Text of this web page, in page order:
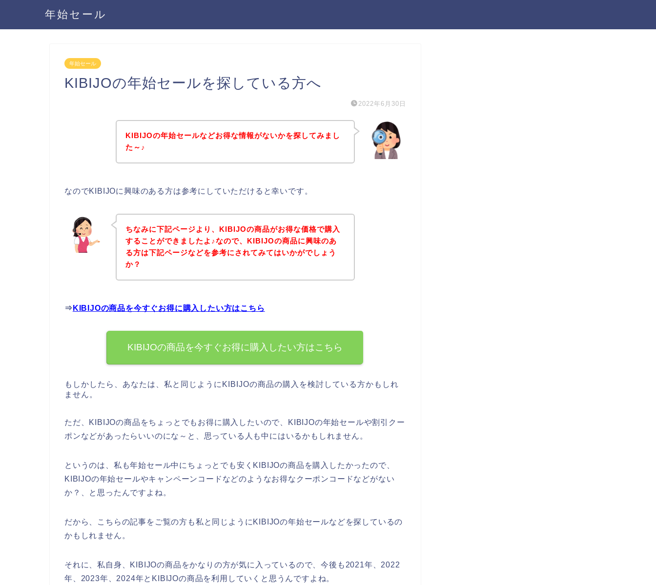
年始セール
年始セール
KIBIJOの年始セールを探している方へ
2022年6月30日
KIBIJOの年始セールなどお得な情報がないかを探してみまし
た～♪
なのでKIBIJOに興味のある方は参考にしていただけると幸いです。
ちなみに下記ページより、KIBIJOの商品がお得な価格で購入
することができましたよ♪なので、KIBIJOの商品に興味のあ
る方は下記ページなどを参考にされてみてはいかがでしょう
か？
⇒ KIBIJOの商品を今すぐお得に購入したい方はこちら
KIBIJOの商品を今すぐお得に購入したい方はこちら
もしかしたら、あなたは、私と同じようにKIBIJOの商品の購入を検討している方かもしれ
ません。
ただ、KIBIJOの商品をちょっとでもお得に購入したいので、KIBIJOの年始セールや割引クー
ポンなどがあったらいいのにな～と、思っている人も中にはいるかもしれません。
というのは、私も年始セール中にちょっとでも安くKIBIJOの商品を購入したかったので、
KIBIJOの年始セールやキャンペーンコードなどのようなお得なクーポンコードなどがない
か？、と思ったんですよね。
だから、こちらの記事をご覧の方も私と同じようにKIBIJOの年始セールなどを探しているの
かもしれません。
それに、私自身、KIBIJOの商品をかなりの方が気に入っているので、今後も2021年、2022
年、2023年、2024年とKIBIJOの商品を利用していくと思うんですよね。